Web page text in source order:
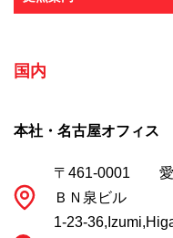
国内
本社・名古屋オフィス
〒461-0001 愛
ＢＮ泉ビル
1-23-